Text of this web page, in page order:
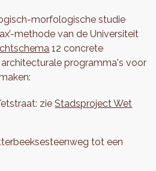
morfologische studie
methode van de Universiteit
12 concrete
programma's voor
zieStadsproject Wet
tot een